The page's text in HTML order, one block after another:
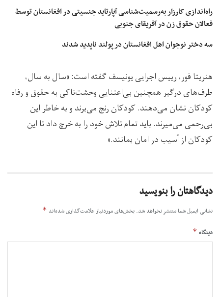
راه‌اندازی کارزار به‌رسمیت‌شناسی آپارتاید جنسیتی در افغانستان توسط
فعالان حقوق زن در آفریقای جنوبی
سه دختر نوجوان اهل افغانستان در پولند ناپدید شدند
هنریتا فور، رییس اجرایی یونیسف گفته است: «سال به سال،
طرف‌های درگیر همچنین بی‌اعتنایی وحشت‌ناکی به حقوق و رفاه
کودکان نشان می‌دهند. کودکان رنج می‌برند و به خاطر این
بی‌رحمی می‌میرند. باید تمام تلاش خود را به خرچ داد تا این
کودکان از آسیب در امان بمانند.»
دیدگاهتان را بنویسید
نشانی ایمیل شما منتشر نخواهد شد. بخش‌های موردنیاز علامت‌گذاری شده‌اند *
دیدگاه *